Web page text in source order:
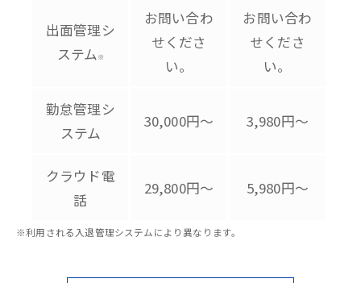
出面管理シ
ステム ※
お問い合わ
せくださ
い。
お問い合わ
せくださ
い。
勤怠管理シ
ステム
30,000円～ 3,980円～
クラウド電
話
29,800円～ 5,980円～
※利用される入退管理システムにより異なります。